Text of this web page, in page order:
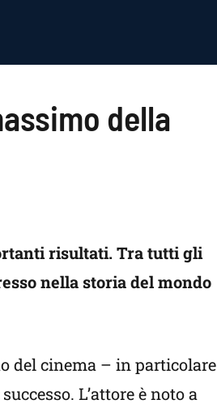
della
risultati. Tra tutti gli
nella storia del mondo
del cinema – in particolare
L’attore è noto a